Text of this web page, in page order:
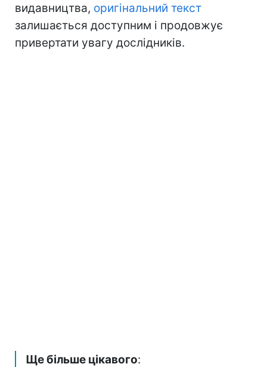
видавництва, оригінальний текст
залишається доступним і продовжує
привертати увагу дослідників.
Ще більше цікавого: